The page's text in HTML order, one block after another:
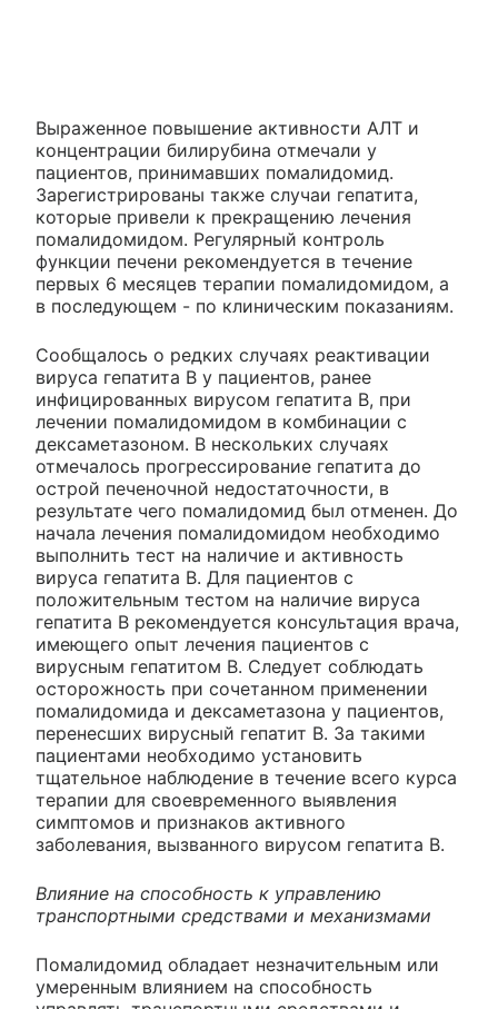
Выраженное повышение активности АЛТ и
концентрации билирубина отмечали у
пациентов, принимавших помалидомид.
Зарегистрированы также случаи гепатита,
которые привели к прекращению лечения
помалидомидом. Регулярный контроль
функции печени рекомендуется в течение
первых 6 месяцев терапии помалидомидом, а
в последующем - по клиническим показаниям.
Сообщалось о редких случаях реактивации
вируса гепатита В у пациентов, ранее
инфицированных вирусом гепатита В, при
лечении помалидомидом в комбинации с
дексаметазоном. В нескольких случаях
отмечалось прогрессирование гепатита до
острой печеночной недостаточности, в
результате чего помалидомид был отменен. До
начала лечения помалидомидом необходимо
выполнить тест на наличие и активность
вируса гепатита В. Для пациентов с
положительным тестом на наличие вируса
гепатита В рекомендуется консультация врача,
имеющего опыт лечения пациентов с
вирусным гепатитом В. Следует соблюдать
осторожность при сочетанном применении
помалидомида и дексаметазона у пациентов,
перенесших вирусный гепатит В. За такими
пациентами необходимо установить
тщательное наблюдение в течение всего курса
терапии для своевременного выявления
симптомов и признаков активного
заболевания, вызванного вирусом гепатита В.
Влияние на способность к управлению
транспортными средствами и механизмами
Помалидомид обладает незначительным или
умеренным влиянием на способность